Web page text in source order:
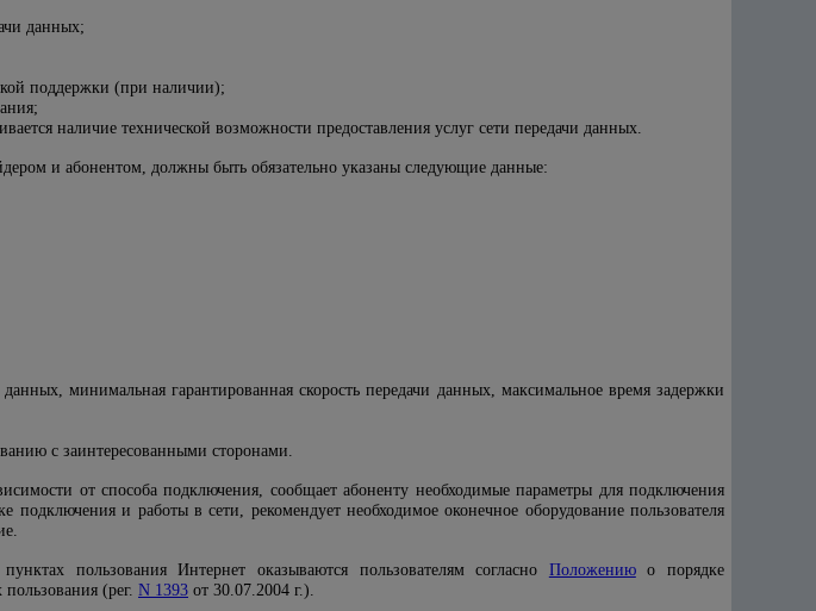
данных;
поддержки (при наличии);
наличие технической возможности предоставления услуг сети передачи данных.
и абонентом, должны быть обязательно указаны следующие данные:
данных, минимальная гарантированная скорость передачи данных, максимальное время задержки
с заинтересованными сторонами.
от способа подключения, сообщает абоненту необходимые параметры для подключения
подключения и работы в сети, рекомендует необходимое оконечное оборудование пользователя
пользования Интернет оказываются пользователям согласно Положениюо порядке
(рег. N 1393 от 30.07.2004 г.).